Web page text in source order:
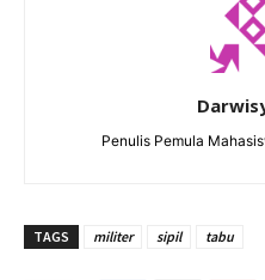
Penulis Pemula
TAGS militer sipil tabu